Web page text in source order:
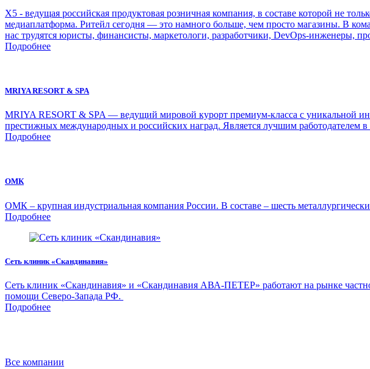
Х5 - ведущая российская продуктовая розничная компания, в составе которой не
медиаплатформа. Ритейл сегодня — это намного больше, чем просто магазины. В
нас трудятся юристы, финансисты, маркетологи, разработчики, DevOps-инженеры,
Подробнее
MRIYA RESORT & SPA
MRIYA RESORT & SPA — ведущий мировой курорт премиум-класса с уникальной
престижных международных и российских наград. Является лучшим
Подробнее
ОМК
ОМК – крупная индустриальная компания России. В составе – шесть
Подробнее
Сеть клиник «Скандинавия»
Сеть клиник «Скандинавия» и «Скандинавия АВА-ПЕТЕР» работают на рынке
помощи Северо-Запада РФ.
Подробнее
Все компании